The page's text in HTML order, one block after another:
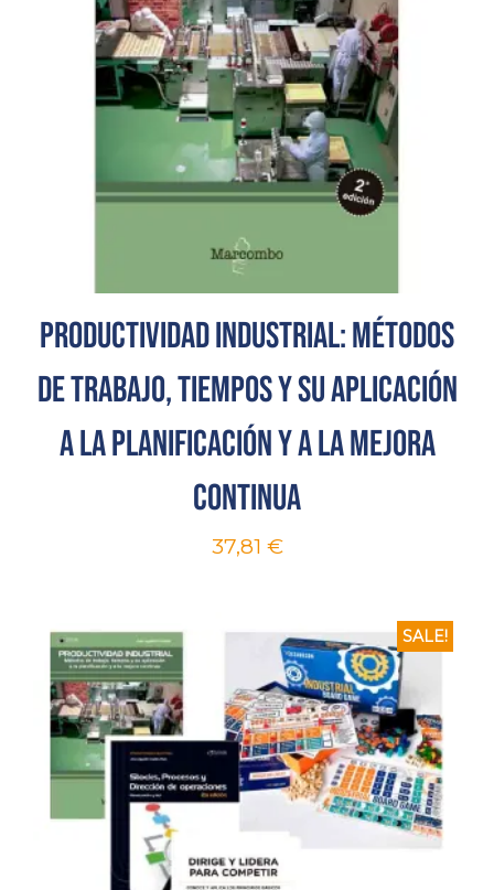
Productividad Industrial: Métodos
de trabajo, tiempos y su aplicación
a la planificación y a la mejora
continua
37,81 €
SALE!